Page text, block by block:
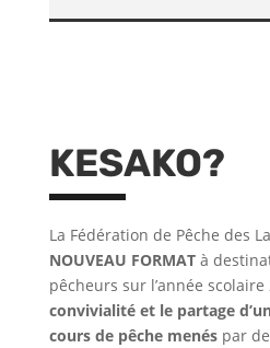
KESAKO?
La Fédération de Pêche des
NOUVEAU FORMATà
pêcheurs sur l’année scolaire
convivialité et le partage
cours de pêche menés par